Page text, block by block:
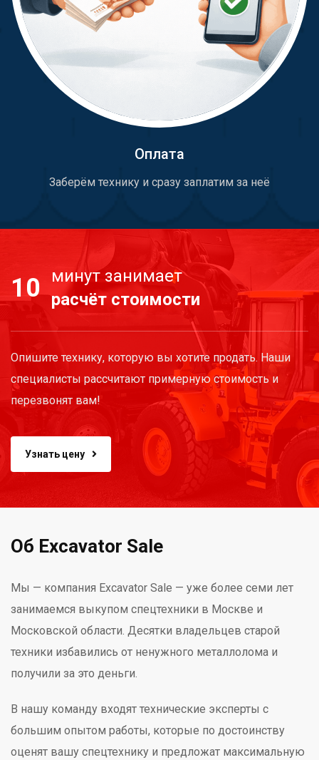
Оплата
Заберём технику и сразу заплатим за неё
10
минут занимает
расчёт стоимости
Опишите технику, которую вы хотите продать. Наши
специалисты рассчитают примерную стоимость и
перезвонят вам!
Узнать цену
Об Excavator Sale
Мы — компания Excavator Sale — уже более семи лет
занимаемся выкупом спецтехники в Москве и
Московской области. Десятки владельцев старой
техники избавились от ненужного металлолома и
получили за это деньги.
В нашу команду входят технические эксперты с
большим опытом работы, которые по достоинству
оценят вашу спецтехнику и предложат максимальную